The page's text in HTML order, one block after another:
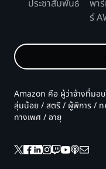
ประชาสัมพันธ์
พา
ร์
Amazon คือ ผู้ว่าจ้างที่มอบ
ลุ่มน้อย / สตรี / ผู้พิการ /
ทางเพศ / อายุ